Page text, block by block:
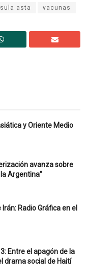
asta vacunas
y Oriente Medio
avanza sobre
Argentina”
Radio Gráfica en el
Entre el apagón de la
drama social de Haití